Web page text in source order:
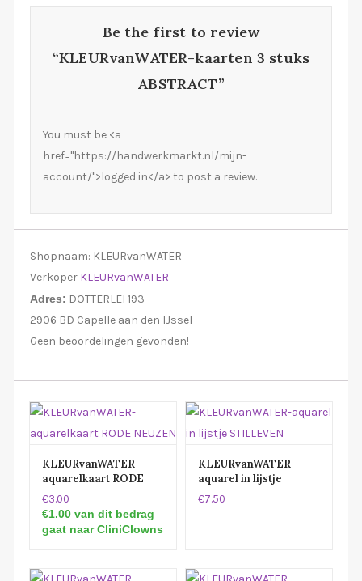
Be the first to review
“KLEURvanWATER-kaarten 3 stuks
ABSTRACT”
You must be <a
href="https://handwerkmarkt.nl/mijn-
account/">logged in</a> to post a review.
Shopnaam: KLEURvanWATER
Verkoper KLEURvanWATER
Adres: DOTTERLEI 193
2906 BD Capelle aan den IJssel
Geen beoordelingen gevonden!
KLEURvanWATER-
aquarelkaart RODE
NEUZEN
€3.00
€1.00 van dit bedrag
gaat naar CliniClowns
KLEURvanWATER-
aquarel in lijstje
STILLEVEN
€7.50